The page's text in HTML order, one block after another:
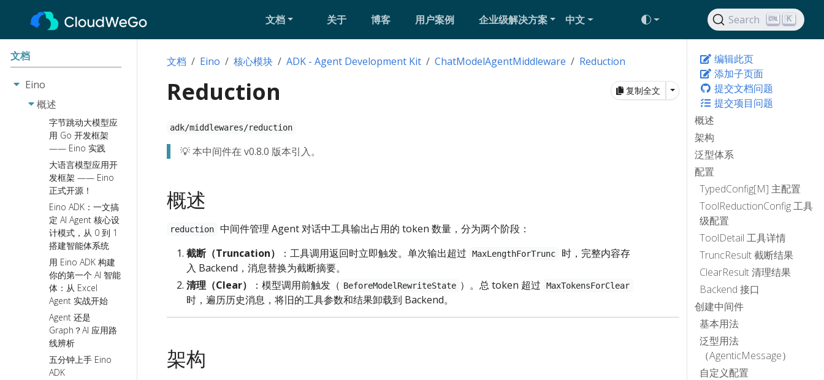
文档 关于 博客 用户案例 企业级解决方案 中文 Search K
文档
Eino
概述
字节跳动大模型应
用 Go 开发框架
—— Eino 实践
大语言模型应用开
发框架 —— Eino
正式开源！
Eino ADK：一文搞
定 AI Agent 核心设
计模式，从 0 到 1
搭建智能体系统
用 Eino ADK 构建
你的第一个 AI 智能
体：从 Excel
Agent 实战开始
Agent 还是
Graph？AI 应用路
线辨析
五分钟上手 Eino
ADK
编辑此页
添加子页面
提交文档问题
提交项目问题
概述
架构
泛型体系
配置
TypedConfig[M] 主配置
ToolReductionConfig 工具
级配置
ToolDetail 工具详情
TruncResult 截断结果
ClearResult 清理结果
Backend 接口
创建中间件
基本用法
泛型用法
（AgenticMessage）
自定义配置
文档 Eino 核心模块 ADK - Agent Development Kit ChatModelAgentMiddleware Reduction
复制全文 Toggle Dropdown
Reduction
adk/middlewares/reduction
💡 本中间件在 v0.8.0 版本引入。
概述
reduction
中间件管理 Agent 对话中工具输出占用的 token 数量，分为两个阶段：
截断（Truncation）
：工具调用返回时立即触发。单次输出超过 MaxLengthForTrunc
时，完整内容存
入 Backend，消息替换为截断摘要。
清理（Clear）
：模型调用前触发（ BeforeModelRewriteState ）。总 token 超过 MaxTokensForClear
时，遍历历史消息，将旧的工具参数和结果卸载到 Backend。
架构